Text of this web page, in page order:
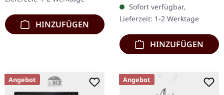
belgischen…
HINZUFÜGEN
Sofort verfügbar,
Lieferzeit: 1-2 Werktage
HINZUFÜGEN
Angebot Angebot